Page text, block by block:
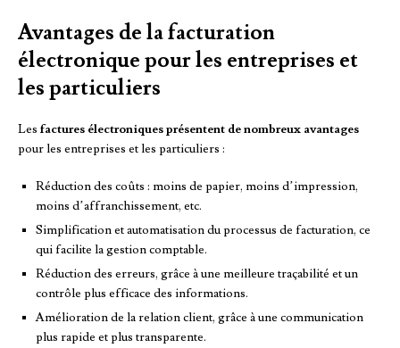
Avantages de la facturation
électronique pour les entreprises et
les particuliers
Les factures électroniques présentent de nombreux avantages
pour les entreprises et les particuliers :
Réduction des coûts : moins de papier, moins d’impression,
moins d’affranchissement, etc.
Simplification et automatisation du processus de facturation, ce
qui facilite la gestion comptable.
Réduction des erreurs, grâce à une meilleure traçabilité et un
contrôle plus efficace des informations.
Amélioration de la relation client, grâce à une communication
plus rapide et plus transparente.